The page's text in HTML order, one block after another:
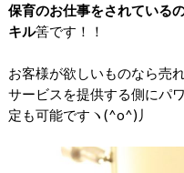
保育のお仕事をされている
キル筈です！！
お客様が欲しいものなら売
サービスを提供する側にパ
定も可能ですヽ(^o^)丿